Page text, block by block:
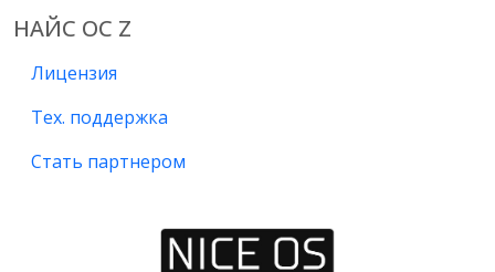
НАЙС ОС Z
Лицензия
Тех. поддержка
Стать партнером